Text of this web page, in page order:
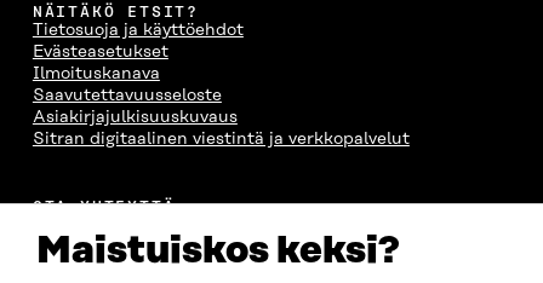
Maistuiskos keksi?
NÄITÄKÖ ETSIT?
Tietosuoja ja käyttöehdot
Evästeasetukset
Ilmoituskanava
Saavutettavuusseloste
Asiakirjajulkisuuskuvaus
Sitran digitaalinen viestintä ja verkkopalvelut
OTA YHTEYTTÄ
Itämerenkatu 11-13, PL 160,
00181 Helsinki